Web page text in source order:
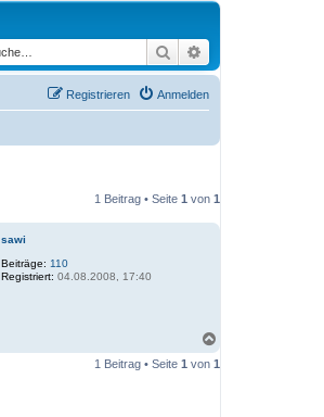
Suche
Anmelden
Registrieren
1 Beitrag • Seite 1 von 1
sawi
Beiträge: 110
Registriert: 04.08.2008, 17:40
c
1 Beitrag • Seite 1 von 1